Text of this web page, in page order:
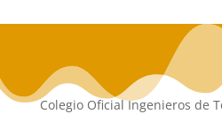
Colegio Oficial Ingenieros de